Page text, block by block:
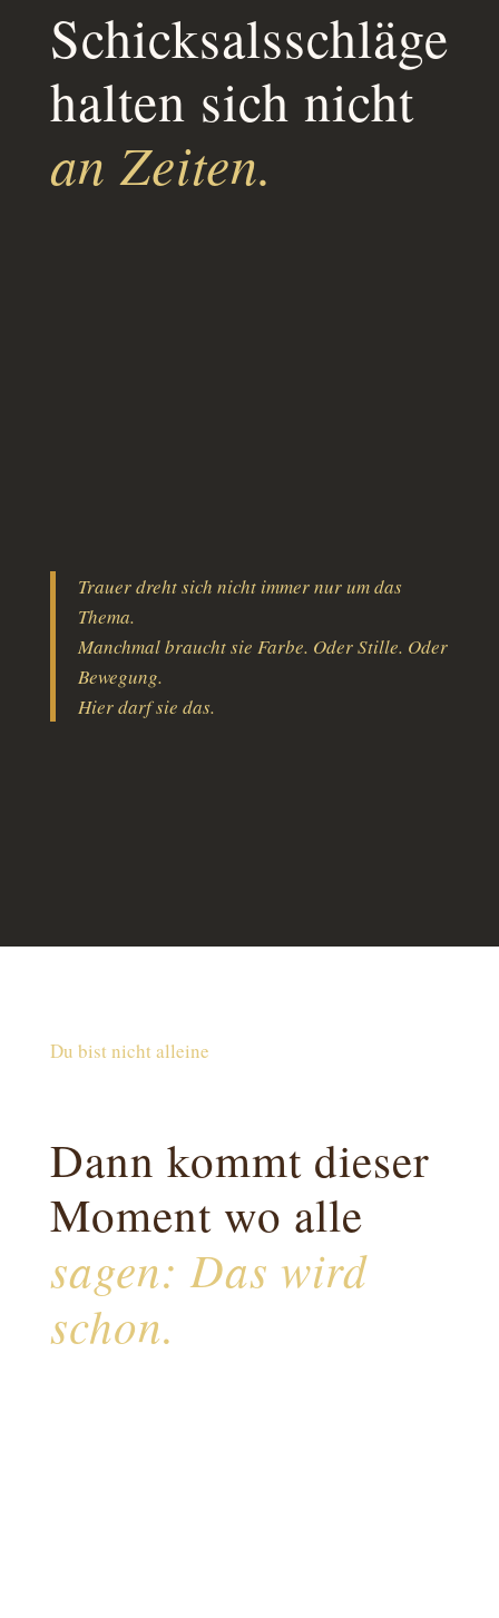
Schicksalsschläge
halten sich nicht
an Zeiten.
Trauer dreht sich nicht immer nur um das
Thema.
Manchmal braucht sie Farbe. Oder Stille. Oder
Bewegung.
Hier darf sie das.
Du bist nicht alleine
Dann kommt dieser
Moment wo alle
sagen: Das wird
schon.